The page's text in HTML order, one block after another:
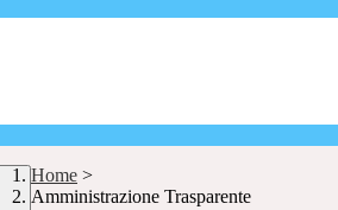
Home >
Amministrazione Trasparente